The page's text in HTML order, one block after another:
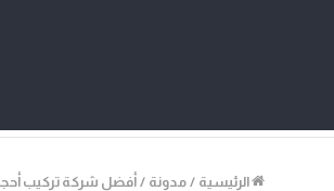
الرئيسية / مدونة / أفضل شركة تركيب